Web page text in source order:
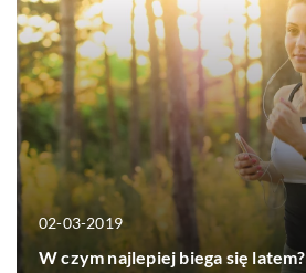
02-03-2019
W czym najlepiej biega się latem?